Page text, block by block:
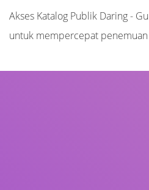
Akses Katalog Publik Daring -
untuk mempercepat